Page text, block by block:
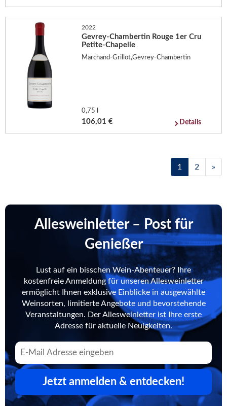
2022
Gevrey-Chambertin Rouge 1er Cru
Petite-Chapelle
Marchand-Grillot,Gevrey-Chambertin
0,75 l
106,01 € Details
1 2 »
Allesweinletter – Post für
Genießer
Lust auf ein bisschen Wein-Abenteuer? Ihre
kostenfreie Anmeldung für unseren Allesweinletter
ermöglicht Ihnen exklusive Einblicke in ausgewählte
Weinsorten, limitierte Angebote und bevorstehende
Veranstaltungen. Der Allesweinletter ist Ihre erste
Adresse für aktuelle Neuigkeiten.
Jetzt anmelden & entdecken!